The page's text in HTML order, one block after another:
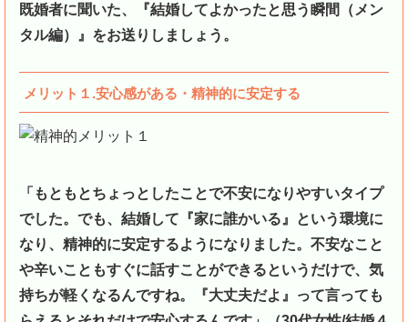
既婚者に聞いた、『結婚してよかったと思う瞬間（メン
タル編）』をお送りしましょう。
メリット１.安心感がある・精神的に安定する
「もともとちょっとしたことで不安になりやすいタイプ
でした。でも、結婚して『家に誰かいる』という環境に
なり、精神的に安定するようになりました。不安なこと
や辛いこともすぐに話すことができるというだけで、気
持ちが軽くなるんですね。『大丈夫だよ』って言っても